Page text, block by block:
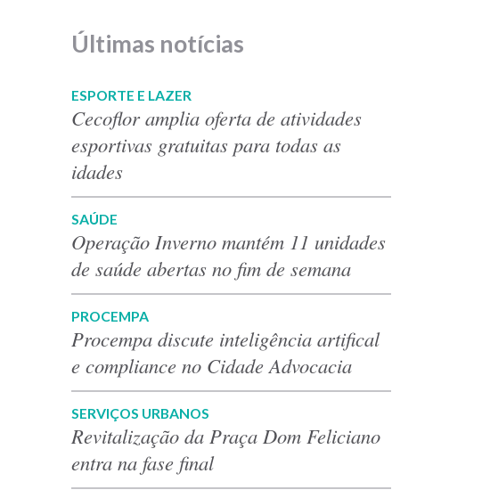
Últimas notícias
ESPORTE E LAZER
Cecoflor amplia oferta de atividades
esportivas gratuitas para todas as
idades
SAÚDE
Operação Inverno mantém 11 unidades
de saúde abertas no fim de semana
PROCEMPA
Procempa discute inteligência artifical
e compliance no Cidade Advocacia
SERVIÇOS URBANOS
Revitalização da Praça Dom Feliciano
entra na fase final